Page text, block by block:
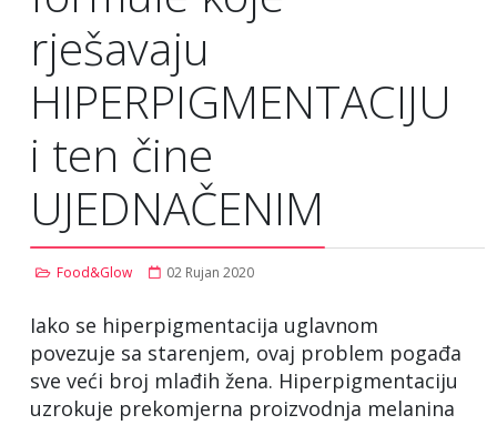
rješavaju
HIPERPIGMENTACIJU
i ten čine
UJEDNAČENIM
Food&Glow 02 Rujan 2020
Iako se hiperpigmentacija uglavnom
povezuje sa starenjem, ovaj problem pogađa
sve veći broj mlađih žena. Hiperpigmentaciju
uzrokuje prekomjerna proizvodnja melanina